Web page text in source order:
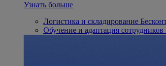
Узнать больше
Логистика и складирование
Обучение и адаптация сотрудников